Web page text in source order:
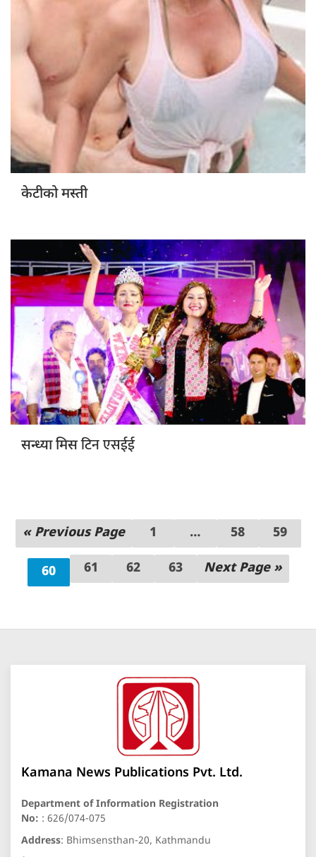
केटीको मस्ती
सन्ध्या मिसटिन एसईई
« Previous Page 1 … 58 59
60 61 62 63 Next Page »
Kamana News Publications Pvt. Ltd.
Department of Information Registration
No: : 626/074-075
Address: Bhimsensthan-20, Kathmandu